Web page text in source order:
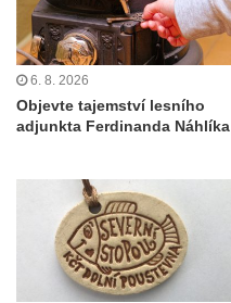
6. 8. 2026
Objevte tajemství lesního
adjunkta Ferdinanda Náhlíka